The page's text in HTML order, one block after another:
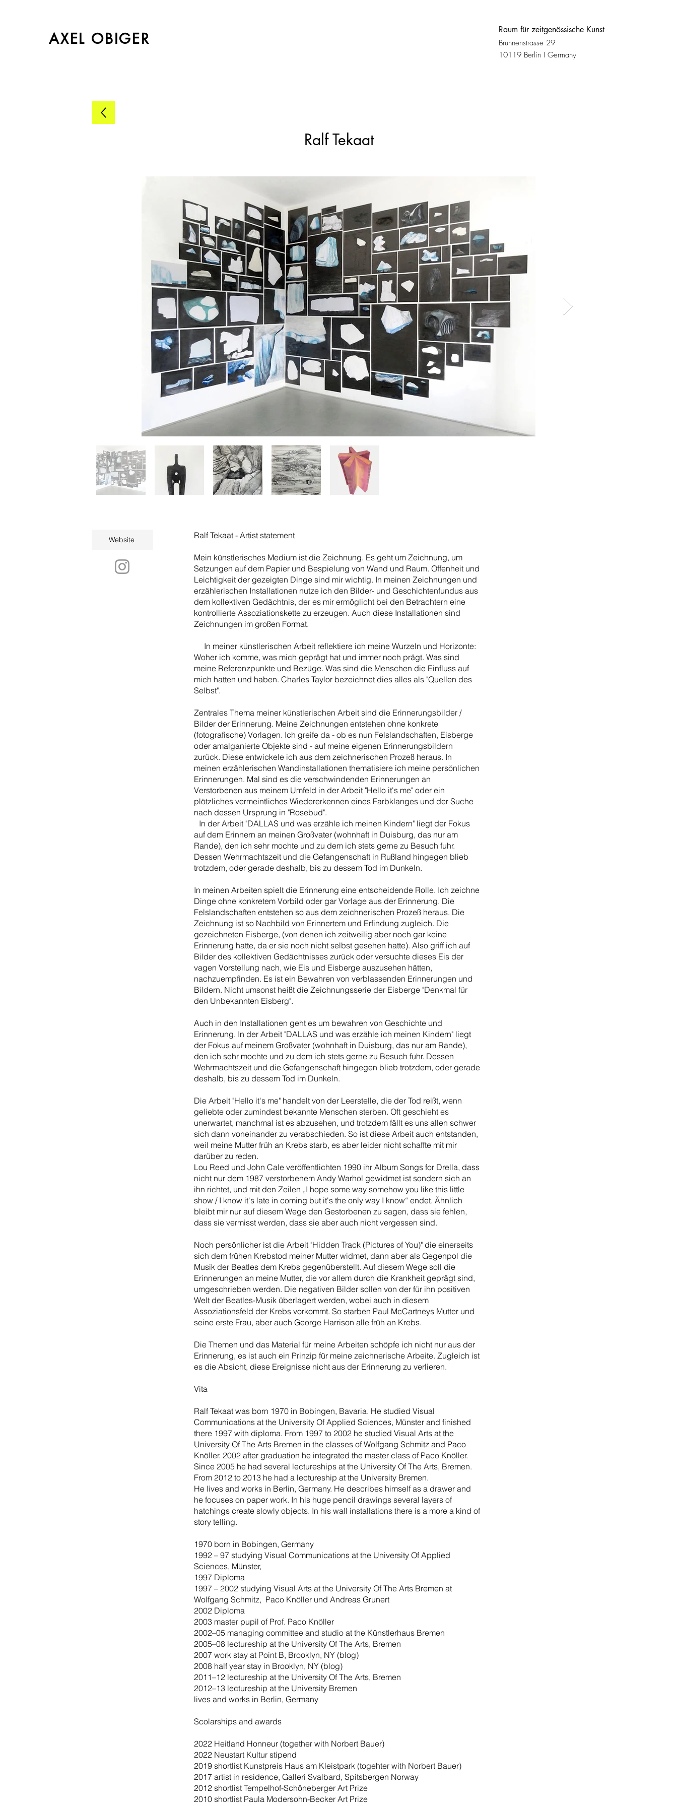
AXEL OBIGER
Raum für zeitgenössische Kunst
Brunnenstrasse 29
10119 Berlin I Germany
Ralf Tekaat
Website Ralf Tekaat - Artist statement
Mein künstlerisches Medium ist die Zeichnung. Es geht um Zeichnung, um
Setzungen auf dem Papier und Bespielung von Wand und Raum. Offenheit und
Leichtigkeit der gezeigten Dinge sind mir wichtig. In meinen Zeichnungen und
erzählerischen Installationen nutze ich den Bilder- und Geschichtenfundus aus
dem kollektiven Gedächtnis, der es mir ermöglicht bei den Betrachtern eine
kontrollierte Assoziationskette zu erzeugen. Auch diese Installationen sind
Zeichnungen im großen Format.
In meiner künstlerischen Arbeit reflektiere ich meine Wurzeln und Horizonte:
Woher ich komme, was mich geprägt hat und immer noch prägt. Was sind
meine Referenzpunkte und Bezüge. Was sind die Menschen die Einfluss auf
mich hatten und haben. Charles Taylor bezeichnet dies alles als "Quellen des
Selbst".
Zentrales Thema meiner künstlerischen Arbeit sind die Erinnerungsbilder /
Bilder der Erinnerung. Meine Zeichnungen entstehen ohne konkrete
(fotografische) Vorlagen. Ich greife da - ob es nun Felslandschaften, Eisberge
oder amalganierte Objekte sind - auf meine eigenen Erinnerungsbildern
zurück. Diese entwickele ich aus dem zeichnerischen Prozeß heraus. In
meinen erzählerischen Wandinstallationen thematisiere ich meine persönlichen
Erinnerungen. Mal sind es die verschwindenden Erinnerungen an
Verstorbenen aus meinem Umfeld in der Arbeit "Hello it's me" oder ein
plötzliches vermeintliches Wiedererkennen eines Farbklanges und der Suche
nach dessen Ursprung in "Rosebud".
In der Arbeit "DALLAS und was erzähle ich meinen Kindern" liegt der Fokus
auf dem Erinnern an meinen Großvater (wohnhaft in Duisburg, das nur am
Rande), den ich sehr mochte und zu dem ich stets gerne zu Besuch fuhr.
Dessen Wehrmachtszeit und die Gefangenschaft in Rußland hingegen blieb
trotzdem, oder gerade deshalb, bis zu dessem Tod im Dunkeln.
In meinen Arbeiten spielt die Erinnerung eine entscheidende Rolle. Ich zeichne
Dinge ohne konkretem Vorbild oder gar Vorlage aus der Erinnerung. Die
Felslandschaften entstehen so aus dem zeichnerischen Prozeß heraus. Die
Zeichnung ist so Nachbild von Erinnertem und Erfindung zugleich. Die
gezeichneten Eisberge, (von denen ich zeitweilig aber noch gar keine
Erinnerung hatte, da er sie noch nicht selbst gesehen hatte). Also griff ich auf
Bilder des kollektiven Gedächtnisses zurück oder versuchte dieses Eis der
vagen Vorstellung nach, wie Eis und Eisberge auszusehen hätten,
nachzuempfinden. Es ist ein Bewahren von verblassenden Erinnerungen und
Bildern. Nicht umsonst heißt die Zeichnungsserie der Eisberge "Denkmal für
den Unbekannten Eisberg".
Auch in den Installationen geht es um bewahren von Geschichte und
Erinnerung. In der Arbeit "DALLAS und was erzähle ich meinen Kindern" liegt
der Fokus auf meinem Großvater (wohnhaft in Duisburg, das nur am Rande),
den ich sehr mochte und zu dem ich stets gerne zu Besuch fuhr. Dessen
Wehrmachtszeit und die Gefangenschaft hingegen blieb trotzdem, oder gerade
deshalb, bis zu dessem Tod im Dunkeln.
Die Arbeit "Hello it's me" handelt von der Leerstelle, die der Tod reißt, wenn
geliebte oder zumindest bekannte Menschen sterben. Oft geschieht es
unerwartet, manchmal ist es abzusehen, und trotzdem fällt es uns allen schwer
sich dann voneinander zu verabschieden. So ist diese Arbeit auch entstanden,
weil meine Mutter früh an Krebs starb, es aber leider nicht schaffte mit mir
darüber zu reden.
Lou Reed und John Cale veröffentlichten 1990 ihr Album Songs for Drella, dass
nicht nur dem 1987 verstorbenem Andy Warhol gewidmet ist sondern sich an
ihn richtet, und mit den Zeilen „I hope some way somehow you like this little
show / I know it's late in coming but it's the only way I know“ endet. Ähnlich
bleibt mir nur auf diesem Wege den Gestorbenen zu sagen, dass sie fehlen,
dass sie vermisst werden, dass sie aber auch nicht vergessen sind.
Noch persönlicher ist die Arbeit "Hidden Track (Pictures of You)" die einerseits
sich dem frühen Krebstod meiner Mutter widmet, dann aber als Gegenpol die
Musik der Beatles dem Krebs gegenüberstellt. Auf diesem Wege soll die
Erinnerungen an meine Mutter, die vor allem durch die Krankheit geprägt sind,
umgeschrieben werden. Die negativen Bilder sollen von der für ihn positiven
Welt der Beatles-Musik überlagert werden, wobei auch in diesem
Assoziationsfeld der Krebs vorkommt. So starben Paul McCartneys Mutter und
seine erste Frau, aber auch George Harrison alle früh an Krebs.
Die Themen und das Material für meine Arbeiten schöpfe ich nicht nur aus der
Erinnerung, es ist auch ein Prinzip für meine zeichnerische Arbeite. Zugleich ist
es die Absicht, diese Ereignisse nicht aus der Erinnerung zu verlieren.
Vita
Ralf Tekaat was born 1970 in Bobingen, Bavaria. He studied Visual
Communications at the University Of Applied Sciences, Münster and finished
there 1997 with diploma. From 1997 to 2002 he studied Visual Arts at the
University Of The Arts Bremen in the classes of Wolfgang Schmitz and Paco
Knöller. 2002 after graduation he integrated the master class of Paco Knöller.
Since 2005 he had several lectureships at the University Of The Arts, Bremen.
From 2012 to 2013 he had a lectureship at the University Bremen.
He lives and works in Berlin, Germany. He describes himself as a drawer and
he focuses on paper work. In his huge pencil drawings several layers of
hatchings create slowly objects. In his wall installations there is a more a kind of
story telling.
1970 born in Bobingen, Germany
1992 – 97 studying Visual Communications at the University Of Applied
Sciences, Münster,
1997 Diploma
1997 – 2002 studying Visual Arts at the University Of The Arts Bremen at
Wolfgang Schmitz, Paco Knöller und Andreas Grunert
2002 Diploma
2003 master pupil of Prof. Paco Knöller
2002–05 managing committee and studio at the Künstlerhaus Bremen
2005–08 lectureship at the University Of The Arts, Bremen
2007 work stay at Point B, Brooklyn, NY (blog)
2008 half year stay in Brooklyn, NY (blog)
2011–12 lectureship at the University Of The Arts, Bremen
2012–13 lectureship at the University Bremen
lives and works in Berlin, Germany
Scolarships and awards
2022 Heitland Honneur (together with Norbert Bauer)
2022 Neustart Kultur stipend
2019 shortlist Kunstpreis Haus am Kleistpark (togehter with Norbert Bauer)
2017 artist in residence, Galleri Svalbard, Spitsbergen Norway
2012 shortlist Tempelhof-Schöneberger Art Prize
2010 shortlist Paula Modersohn-Becker Art Prize